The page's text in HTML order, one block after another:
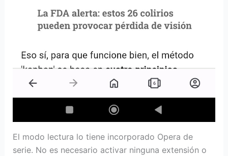
El modo lectura lo tiene incorporado Opera de
serie. No es necesario activar ninguna extensión o